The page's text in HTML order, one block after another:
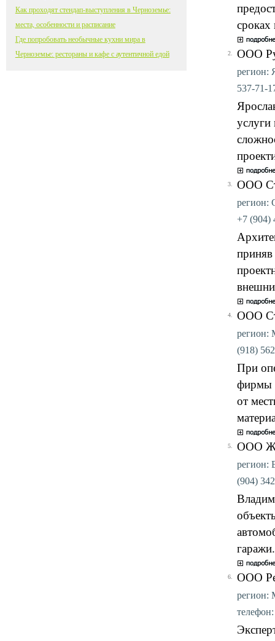
сроках
2. ООО
регион:
537-71-
3. ООО
регион:
+7 (904)
приняв
4. ООО
регион:
(918)
При
фирмы
от
5. ООО
регион:
(904)
гаражи.
6. ООО
регион:
Как проходят стендап-выступления в Черноземье:
места, особенности и расписание
Где попробовать необычные кухни мира в
Черноземье: рестораны и кафе с аутентичной едой